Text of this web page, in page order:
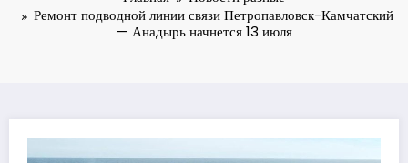
Ремонт подводной линии связи Петропавловск-Камчатский
— Анадырь начнется 13 июля